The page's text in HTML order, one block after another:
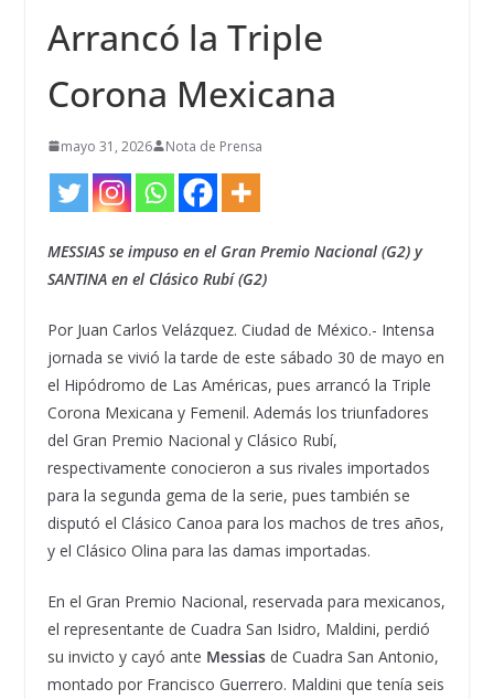
Arrancó la Triple
Corona Mexicana
mayo 31, 2026 Nota de Prensa
MESSIAS se impuso en el Gran Premio Nacional (G2) y
SANTINA en el Clásico Rubí (G2)
Por Juan Carlos Velázquez. Ciudad de México.- Intensa
jornada se vivió la tarde de este sábado 30 de mayo en
el Hipódromo de Las Américas, pues arrancó la Triple
Corona Mexicana y Femenil. Además los triunfadores
del Gran Premio Nacional y Clásico Rubí,
respectivamente conocieron a sus rivales importados
para la segunda gema de la serie, pues también se
disputó el Clásico Canoa para los machos de tres años,
y el Clásico Olina para las damas importadas.
En el Gran Premio Nacional, reservada para mexicanos,
el representante de Cuadra San Isidro, Maldini, perdió
su invicto y cayó ante Messias de Cuadra San Antonio,
montado por Francisco Guerrero. Maldini que tenía seis